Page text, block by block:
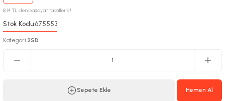
8,14 TL den başlayan taksitlerle!!
Stok Kodu:675553
Kategori:2SD
Sepete Ekle Hemen Al